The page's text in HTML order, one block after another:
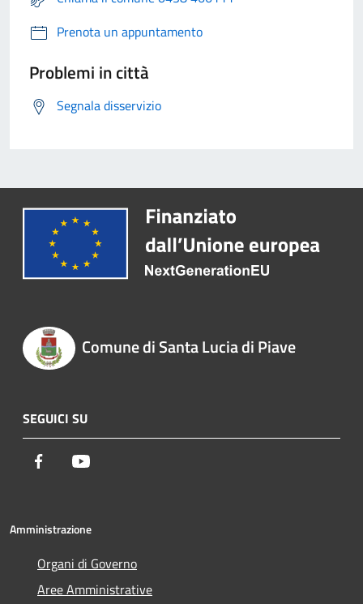
Prenota un appuntamento
Problemi in città
Segnala disservizio
Comune di Santa Lucia di Piave
SEGUICI SU
Facebook
Amministrazione
Organi di Governo
Aree Amministrative